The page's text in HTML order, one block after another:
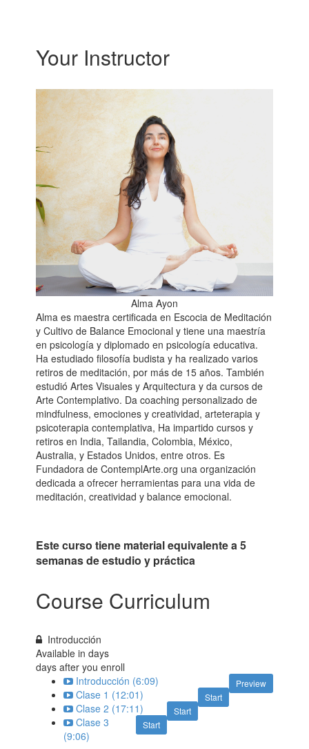
Your Instructor
Alma Ayon
Alma es maestra certificada en Escocia de Meditación
y Cultivo de Balance Emocional y tiene una maestría
en psicología y diplomado en psicología educativa.
Ha estudiado filosofía budista y ha realizado varios
retiros de meditación, por más de 15 años. También
estudió Artes Visuales y Arquitectura y da cursos de
Arte Contemplativo. Da coaching personalizado de
mindfulness, emociones y creatividad, arteterapia y
psicoterapia contemplativa, Ha impartido cursos y
retiros en India, Tailandia, Colombia, México,
Australia, y Estados Unidos, entre otros. Es
Fundadora de ContemplArte.org una organización
dedicada a ofrecer herramientas para una vida de
meditación, creatividad y balance emocional.
Este curso tiene material equivalente a 5
semanas de estudio y práctica
Course Curriculum
Introducción
Available indays
days after you enroll
Preview
Introducción (6:09)
Start
Clase 1 (12:01)
Start
Clase 2 (17:11)
Start
Clase 3
(9:06)